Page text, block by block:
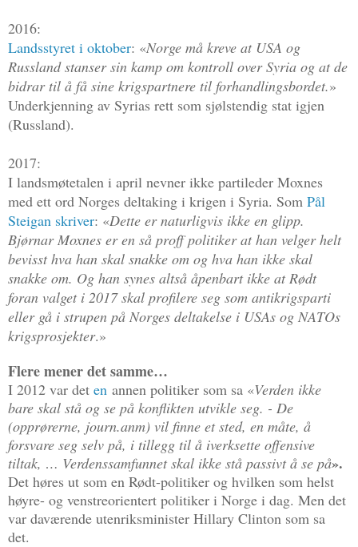
2016:
Landsstyret i oktober: «Norge må kreve at USA og
Russland stanser sin kamp om kontroll over Syria og at de
bidrar til å få sine krigspartnere til forhandlingsbordet.»
Underkjenning av Syrias rett som sjølstendig stat igjen
(Russland).
2017:
I landsmøtetalen i april nevner ikke partileder Moxnes
med ett ord Norges deltaking i krigen i Syria. Som Pål
Steigan skriver: «Dette er naturligvis ikke en glipp.
Bjørnar Moxnes er en så proff politiker at han velger helt
bevisst hva han skal snakke om og hva han ikke skal
snakke om. Og han synes altså åpenbart ikke at Rødt
foran valget i 2017 skal profilere seg som antikrigsparti
eller gå i strupen på Norges deltakelse i USAs og NATOs
krigsprosjekter.»
Flere mener det samme…
I 2012 var det en annen politiker som sa «Verden ikke
bare skal stå og se på konflikten utvikle seg. - De
(opprørerne, journ.anm) vil finne et sted, en måte, å
forsvare seg selv på, i tillegg til å iverksette offensive
tiltak, … Verdenssamfunnet skal ikke stå passivt å se på».
Det høres ut som en Rødt-politiker og hvilken som helst
høyre- og venstreorientert politiker i Norge i dag. Men det
var daværende utenriksminister Hillary Clinton som sa
det.